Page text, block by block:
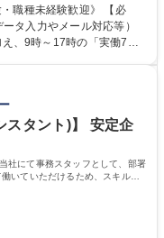
理・データ
報のシステム登録・更新
問い合わせ対応】 ・会員
職種未経験歓迎》 【必
タ入力やメール対応等）
スタント)】 安定企
社にて事務スタッフとして、部署
いていただけるため、スキルア